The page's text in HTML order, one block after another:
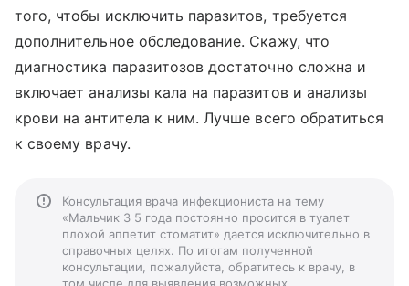
того, чтобы исключить паразитов, требуется
дополнительное обследование. Скажу, что
диагностика паразитозов достаточно сложна и
включает анализы кала на паразитов и анализы
крови на антитела к ним. Лучше всего обратиться
к своему врачу.
Консультация врача инфекциониста на тему
«Мальчик 3 5 года постоянно просится в туалет
плохой аппетит стоматит» дается исключительно в
справочных целях. По итогам полученной
консультации, пожалуйста, обратитесь к врачу, в